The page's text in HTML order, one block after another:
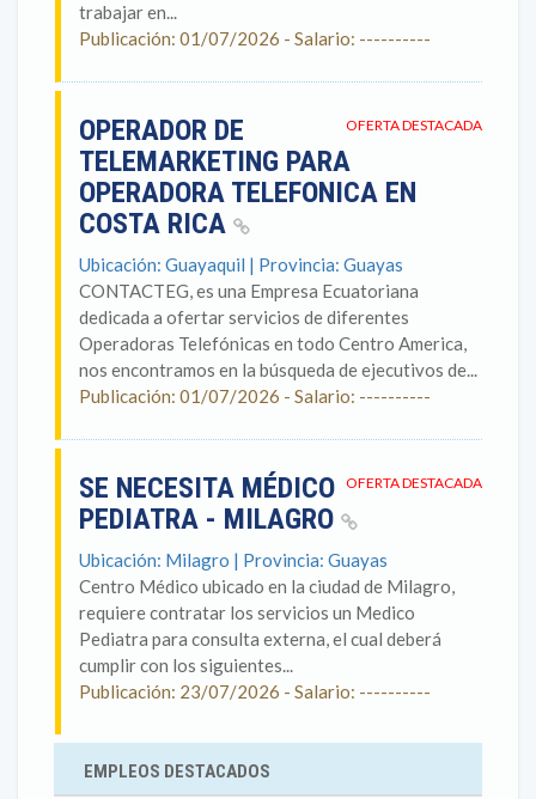
trabajar en...
Publicación: 01/07/2026 - Salario: ----------
OFERTA DESTACADA
OPERADOR DE
TELEMARKETING PARA
OPERADORA TELEFONICA EN
COSTA RICA
Ubicación: Guayaquil | Provincia: Guayas
CONTACTEG, es una Empresa Ecuatoriana
dedicada a ofertar servicios de diferentes
Operadoras Telefónicas en todo Centro America,
nos encontramos en la búsqueda de ejecutivos de...
Publicación: 01/07/2026 - Salario: ----------
OFERTA DESTACADA
SE NECESITA MÉDICO
PEDIATRA - MILAGRO
Ubicación: Milagro | Provincia: Guayas
Centro Médico ubicado en la ciudad de Milagro,
requiere contratar los servicios un Medico
Pediatra para consulta externa, el cual deberá
cumplir con los siguientes...
Publicación: 23/07/2026 - Salario: ----------
EMPLEOS DESTACADOS